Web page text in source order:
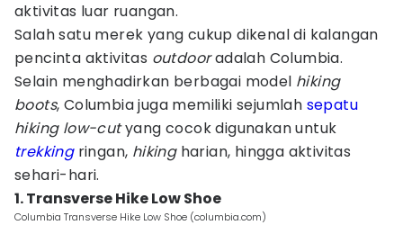
aktivitas luar ruangan.
Salah satu merek yang cukup dikenal di kalangan
pencinta aktivitas outdooradalah Columbia.
Selain menghadirkan berbagai model hiking
boots, Columbia juga memiliki sejumlah sepatu
hiking low-cutyang cocok digunakan untuk
trekkingringan, hiking harian, hingga aktivitas
sehari-hari.
1. Transverse Hike Low Shoe
Columbia Transverse Hike Low Shoe (columbia.com)